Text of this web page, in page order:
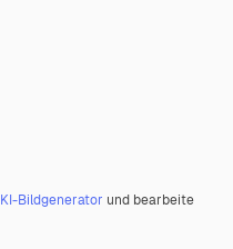
KI-Bildgenerator und bearbeite